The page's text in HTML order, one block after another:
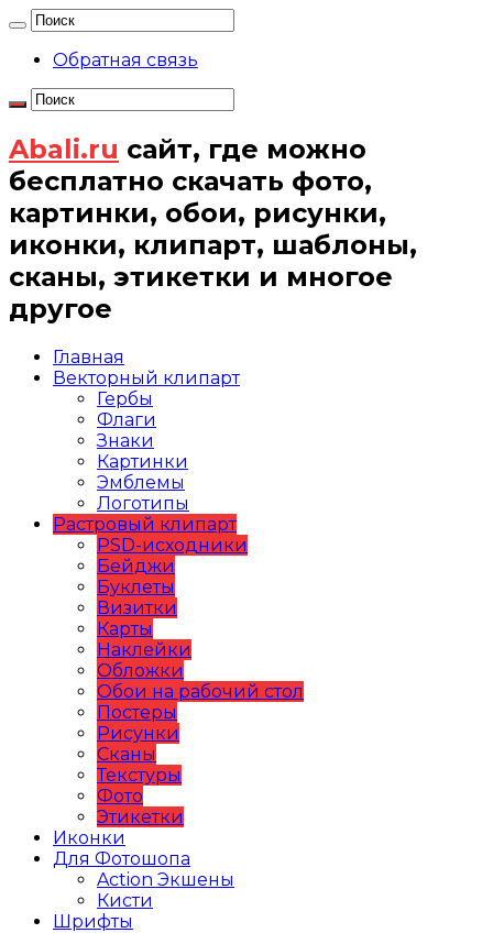
Обратная связь
Abali.ru сайт, где можно
бесплатно скачать фото,
картинки, обои, рисунки,
иконки, клипарт, шаблоны,
сканы, этикетки и многое
другое
Главная
Векторный клипарт
Гербы
Флаги
Знаки
Картинки
Эмблемы
Логотипы
Растровый клипарт
PSD-исходники
Бейджи
Буклеты
Визитки
Карты
Наклейки
Обложки
Обои на рабочий стол
Постеры
Рисунки
Сканы
Текстуры
Фото
Этикетки
Иконки
Для Фотошопа
Action Экшены
Кисти
Шрифты